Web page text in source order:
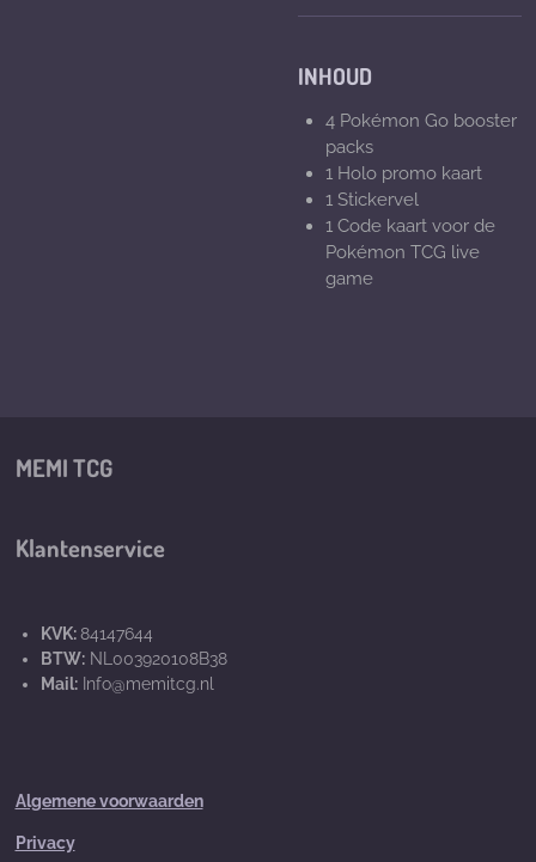
INHOUD
4 Pokémon Go booster
packs
1 Holo promo kaart
1 Stickervel
1 Code kaart voor de
Pokémon TCG live
game
MEMI TCG
Klantenservice
KVK:84147644
BTW: NL003920108B38
Mail:Info@memitcg.nl
Algemene voorwaarden
Privacy